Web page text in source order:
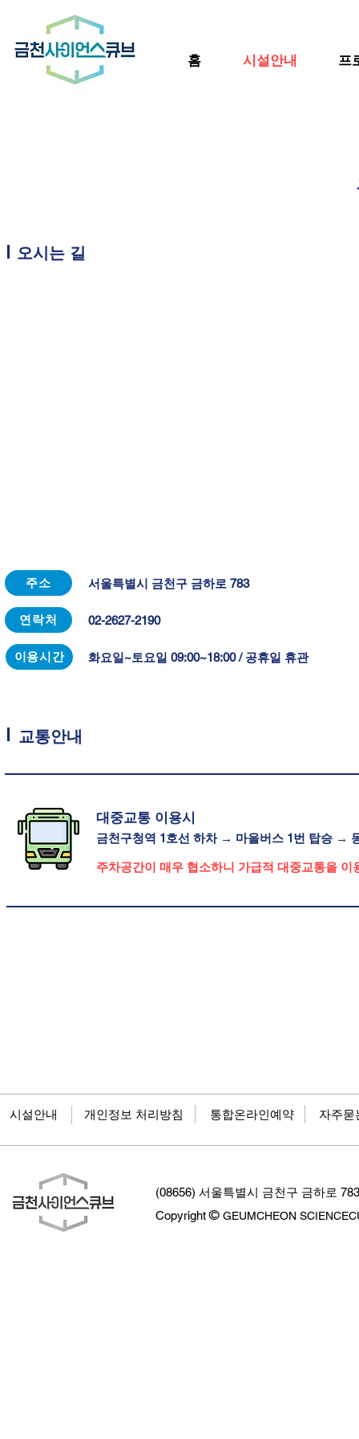
홈 시설안내 프
오시는 길
주소 서울특별시 금천구 금하로 783
연락처 02-2627-2190
이용시간 화요일~토요일 09:00~18:00 / 공휴일 휴관
교통안내
대중교통 이용시
금천구청역 1호선 하차 → 마을버스 1번 탑승 →
주차공간이 매우 협소하니 가급적 대중교통을 이
​시설안내 개인정보 처리방침 자주묻
통합온라인예약
(08656) 서울특별시 금천구 금하로
Copyright© GEUMCHEON